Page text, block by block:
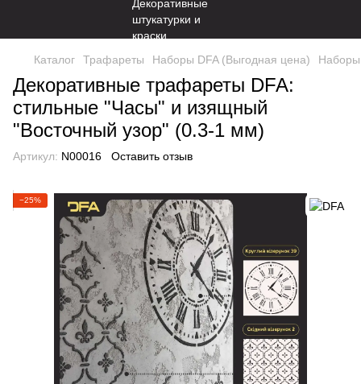
Каталог Трафареты Наборы DFA (Выгодная цена) Наборы
Декоративные трафареты DFA:
стильные "Часы" и изящный
"Восточный узор" (0.3-1 мм)
Артикул: N00016 Оставить отзыв
−25%